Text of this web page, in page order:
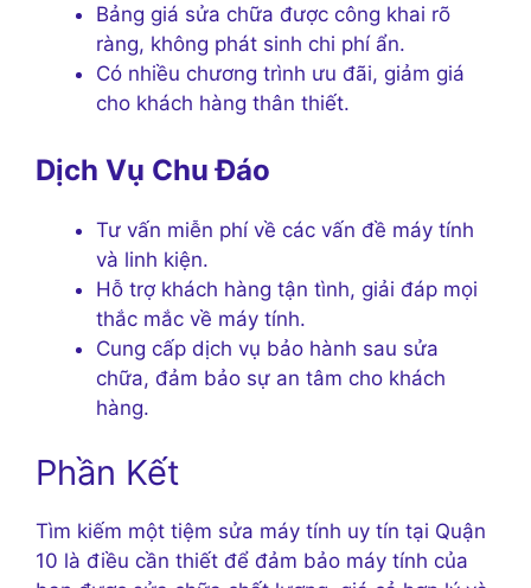
Bảng giá sửa chữa được công khai rõ
ràng, không phát sinh chi phí ẩn.
Có nhiều chương trình ưu đãi, giảm giá
cho khách hàng thân thiết.
Dịch Vụ Chu Đáo
Tư vấn miễn phí về các vấn đề máy tính
và linh kiện.
Hỗ trợ khách hàng tận tình, giải đáp mọi
thắc mắc về máy tính.
Cung cấp dịch vụ bảo hành sau sửa
chữa, đảm bảo sự an tâm cho khách
hàng.
Phần Kết
Tìm kiếm một tiệm sửa máy tính uy tín tại Quận
10 là điều cần thiết để đảm bảo máy tính của